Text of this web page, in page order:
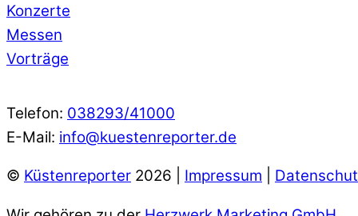
Konzerte
Messen
Vorträge
Telefon: 038293/41000
E-Mail: info@kuestenreporter.de
© Küstenreporter 2026 | Impressum